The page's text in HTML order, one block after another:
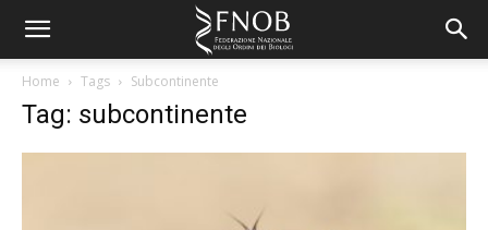
Home Tags Subcontinente
Tag: subcontinente